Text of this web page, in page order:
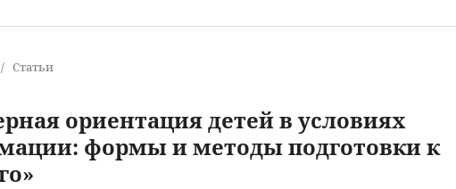
/ Статьи
ориентация детей в условиях
формы и методы подготовки к